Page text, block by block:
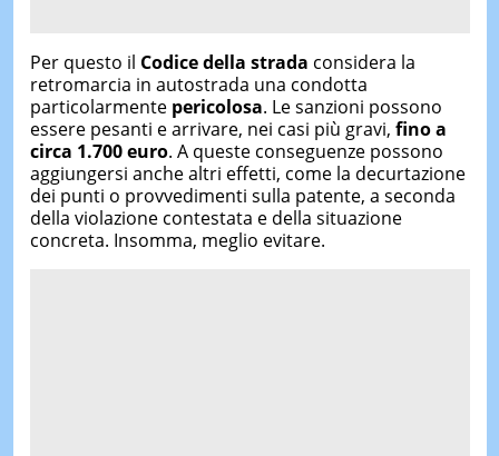
Per questo il Codice della strada considera la
retromarcia in autostrada una condotta
particolarmente pericolosa. Le sanzioni possono
essere pesanti e arrivare, nei casi più gravi, fino a
circa 1.700 euro. A queste conseguenze possono
aggiungersi anche altri effetti, come la decurtazione
dei punti o provvedimenti sulla patente, a seconda
della violazione contestata e della situazione
concreta. Insomma, meglio evitare.